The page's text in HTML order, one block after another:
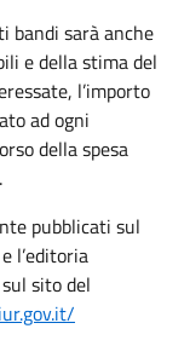
bandi sarà anche
e della stima del
l’importo
ad ogni
della spesa
pubblicati sul
l’editoria
sito del